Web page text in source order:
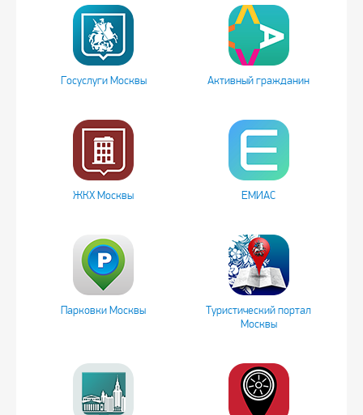
Госуслуги Москвы Активный гражданин
ЖКХ Москвы ЕМИАС
Парковки Москвы
Туристический портал
Москвы